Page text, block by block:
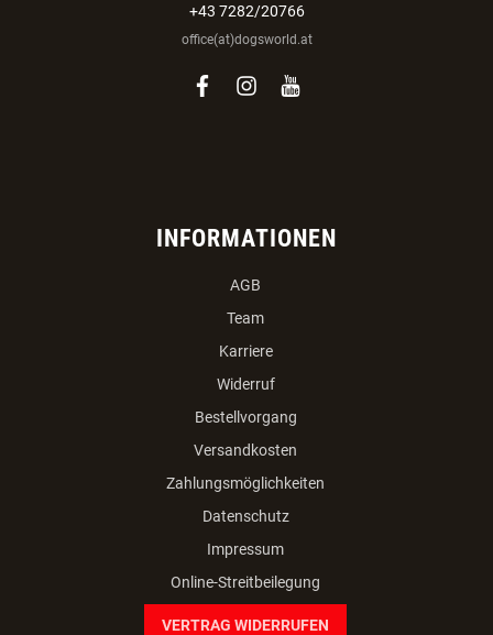
+43 7282/20766
office(at)dogsworld.at
facebook
instagram
youtube
INFORMATIONEN
AGB
Team
Karriere
Widerruf
Bestellvorgang
Versandkosten
Zahlungsmöglichkeiten
Datenschutz
Impressum
Online-Streitbeilegung
VERTRAG WIDERRUFEN